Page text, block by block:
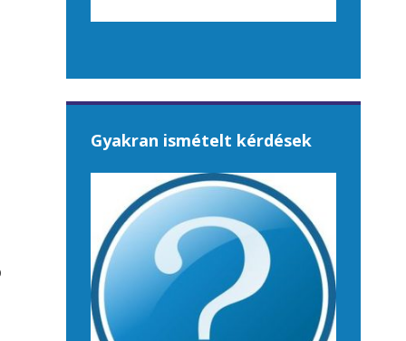
Gyakran ismételt kérdések